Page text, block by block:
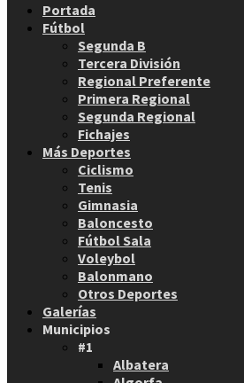
Portada
Fútbol
Segunda B
Tercera División
Regional Preferente
Primera Regional
Segunda Regional
Fichajes
Más Deportes
Ciclismo
Tenis
Gimnasia
Baloncesto
Fútbol Sala
Voleybol
Balonmano
Otros Deportes
Galerías
Municipios
#1
Albatera